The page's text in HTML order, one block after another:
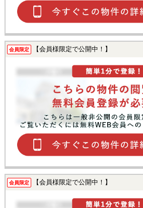
会員限定 【会員様限定で公開中！】
会員限定 【会員様限定で公開中！】